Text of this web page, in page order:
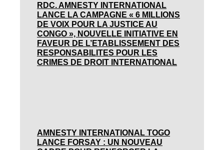
RDC. AMNESTY INTERNATIONAL
LANCE LA CAMPAGNE « 6 MILLIONS
DE VOIX POUR LA JUSTICE AU
CONGO », NOUVELLE INITIATIVE EN
FAVEUR DE L’ETABLISSEMENT DES
RESPONSABILITES POUR LES
CRIMES DE DROIT INTERNATIONAL
AMNESTY INTERNATIONAL TOGO
LANCE FORSAY : UN NOUVEAU